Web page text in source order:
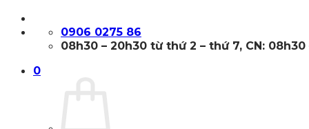
qua
0906 0275 86
08h30 – 20h30 từ thứ 2 – thứ 7, CN: 08h30
0